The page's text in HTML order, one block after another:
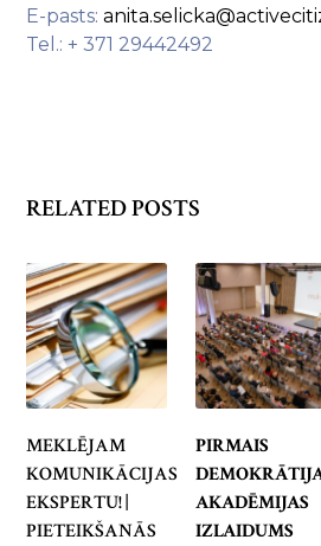
E-pasts:
Tel.: + 371 29442492
RELATED POSTS
MEKLĒJAM
KOMUNIKĀCIJAS
EKSPERTU! |
PIETEIKŠANĀS
PIRMAIS
AKADĒMIJAS
IZLAIDUMS